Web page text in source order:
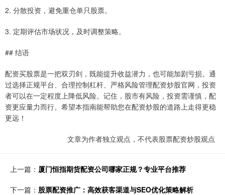
2. 分散投资，避免重仓单只股票。
3. 定期评估市场状况，及时调整策略。
## 结语
配资买股票是一把双刃剑，既能提升收益潜力，也可能加剧亏损。通
过选择正规平台、合理控制杠杆、严格风险管理配资炒股官网，投资
者可以在一定程度上降低风险。记住，股市有风险，投资需谨慎，配
资更应量力而行。希望本指南能帮助您在配资炒股的道路上走得更稳
更远！
文章为作者独立观点，不代表股票配资炒股观点
上一篇： 厦门恒指期货配资公司哪家正规？专业平台推荐
下一篇： 股票配资推广：高效获客渠道与SEO优化策略解析